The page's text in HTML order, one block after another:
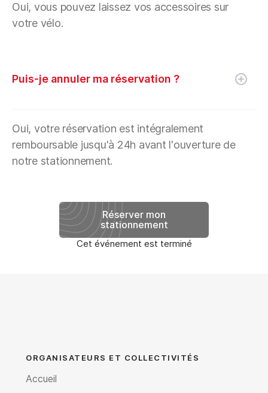
Oui, vous pouvez laissez vos accessoires sur
votre vélo.
Puis-je annuler ma réservation ?
Oui, votre réservation est intégralement
remboursable jusqu'à 24h avant l'ouverture de
notre stationnement.
Réserver mon
stationnement
Cet événement est terminé
ORGANISATEURS ET COLLECTIVITÉS
Accueil